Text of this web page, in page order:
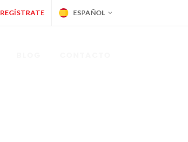
REGÍSTRATE ESPAÑOL